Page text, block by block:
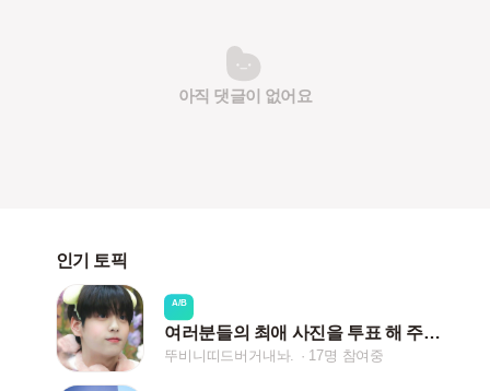
아직 댓글이 없어요
인기 토픽
A/B
여러분들의 최애 사진을 투표 해 주세요!
뚜비니띠드버거내놔. 17명 참여중